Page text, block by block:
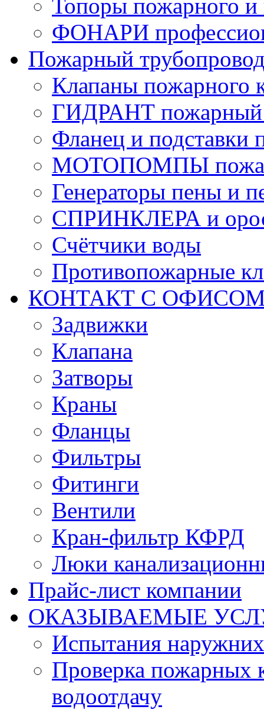
Топоры пожарного и
ФОНАРИ
Пожарный
Клапаны пожарного
ГИДРАНТ пожарный
Фланец и подставки
МОТОПОМПЫ
Генераторы пены и
СПРИНКЛЕРА и
Счётчики воды
Противопожарные
КОНТАКТ С ОФИСОМ
Задвижки
Клапана
Затворы
Краны
Фланцы
Фильтры
Фитинги
Вентили
Кран-фильтр КФРД
Люки
Прайс-лист компании
ОКАЗЫВАЕМЫЕ
Испытания
Проверка пожарных
водоотдачу